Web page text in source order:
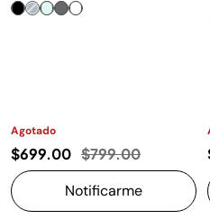
Agotado
$699.00 Precio reducido
$799.00a
Notificarme